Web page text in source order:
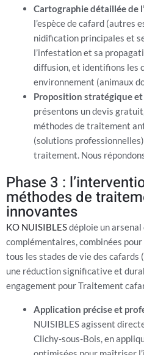
Cartographie détaillée de
l’espèce de cafard (autres
nidification principales et
l’infestation et sa
diffusion, et identifions les
environnement (animaux
Proposition stratégique
présentons un devis
méthodes de traitement
(solutions
traitement. Nous
Phase 3 :
méthodes de
innovantes
KO NUISIBLESdéploie un arsenal
complémentaires, combinées
tous les stades de vie des
une réduction significative et
engagement pour Traitement
Application précise et
NUISIBLES agissent
Clichy-sous-Bois, en